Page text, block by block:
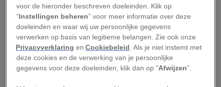
een nieuwe plek. Van oudsher gingen toeristen
vaak met een privé-gids op pad, maar
internetbedrijven alsToursByLocalsenAirbnb
Experiencesbieden jongere reizigers meer op de
persoon afgestemde, lokale ervaringen via
platforms waarop burgergidsen hun diensten aan
voor de hieronder beschreven doeleinden. Klik op
“Instellingen beheren” voor meer informatie over deze
doeleinden en waar wij uw persoonlijke gegevens
verwerken op basis van legitieme belangen. Zie ook onze
Privacyverklaring enCookiebeleid . Als je niet instemt met
deze cookies en de verwerking van je persoonlijke
gegevens voor deze doeleinden, klik dan op "Afwijzen”.